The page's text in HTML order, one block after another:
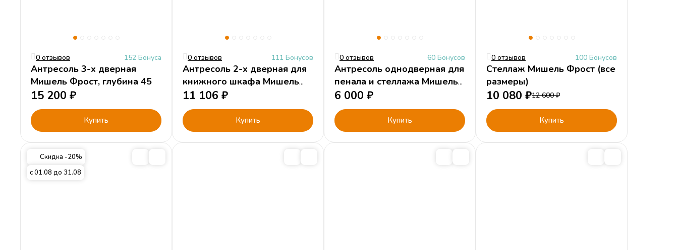
0 отзывов 152 Бонуса
Антресоль 3-х дверная
Мишель Фрост, глубина 45
15 200 ₽
Купить
0 отзывов 111 Бонусов
Антресоль 2-х дверная для
книжного шкафа Мишель
Фрост, глубина 45
11 106 ₽
Купить
0 отзывов 60 Бонусов
Антресоль однодверная для
пенала и стеллажа Мишель
Фрост (все размеры)
6 000 ₽
Купить
0 отзывов 100 Бонусов
Стеллаж Мишель Фрост (все
размеры)
10 080 ₽12 600₽
Купить
Скидка -20%
с 01.08 до 31.08